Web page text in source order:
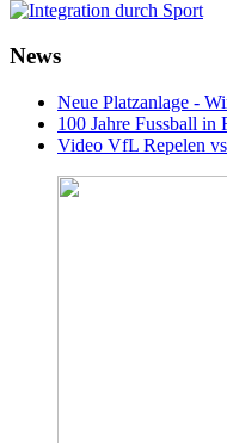
News
Neue Platzanlage -
100 Jahre Fussball in
Video VfL Repelen